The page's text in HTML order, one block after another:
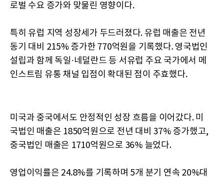
로벌 수요 증가와 맞물린 영향이다.
특히 유럽 지역 성장세가 두드러졌다. 유럽 매출은 전년
동기 대비 215% 증가한 770억원을 기록했다. 영국법인
설립과 함께 독일·네덜란드 등 서유럽 주요 국가에서 메
인스트림 유통 채널 입점이 확대된 점이 주효했다.
미국과 중국에서도 안정적인 성장 흐름을 이어갔다. 미
국법인 매출은 1850억원으로 전년 대비 37% 증가했고,
중국법인 매출은 1710억원으로 36% 늘었다.
영업이익률은 24.8%를 기록하며 5개 분기 연속 20%대